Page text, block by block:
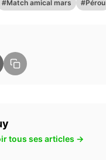
#Match amical mars #Pérou
tous ses articles →